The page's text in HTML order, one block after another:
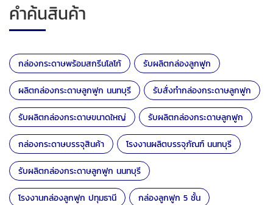
คำค้นสินค้า
กล่องกระดาษพร้อมสกรีนโลโก้ รับผลิตกล่องลูกฟูก
ผลิตกล่องกระดาษลูกฟูก นนทบุรี รับสั่งทำกล่องกระดาษลูกฟูก
รับผลิตกล่องกระดาษขนาดใหญ่ รับผลิตกล่องกระดาษลูกฟูก
กล่องกระดาษบรรจุสินค้า โรงงานผลิตบรรจุภัณฑ์ นนทบุรี
รับผลิตกล่องกระดาษลูกฟูก นนทบุรี
โรงงานกล่องลูกฟูก ปทุมธานี กล่องลูกฟูก 5 ชั้น